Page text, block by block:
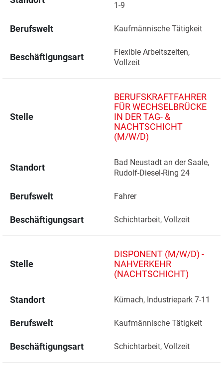
1-9
Berufswelt Kaufmännische Tätigkeit
Beschäftigungsart
Flexible Arbeitszeiten,
Vollzeit
Stelle
BERUFSKRAFTFAHRER
FÜR WECHSELBRÜCKE
IN DER TAG- &
NACHTSCHICHT
(M/W/D)
Standort
Bad Neustadt an der Saale,
Rudolf-Diesel-Ring 24
Berufswelt Fahrer
Beschäftigungsart Schichtarbeit, Vollzeit
Stelle
DISPONENT (M/W/D) -
NAHVERKEHR
(NACHTSCHICHT)
Standort
Berufswelt Kaufmännische Tätigkeit
Beschäftigungsart Schichtarbeit, Vollzeit